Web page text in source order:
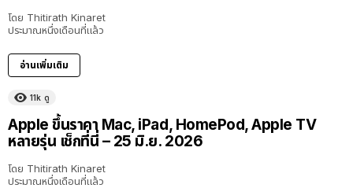
โดย Thitirath Kinaret
ประมาณหนึ่งเดือนที่แล้ว
อ่านเพิ่มเติม
11k ดู
Apple ขึ้นราคา Mac, iPad, HomePod, Apple TV
หลายรุ่น เช็กที่นี่ – 25 มิ.ย. 2026
โดย Thitirath Kinaret
ประมาณหนึ่งเดือนที่แล้ว